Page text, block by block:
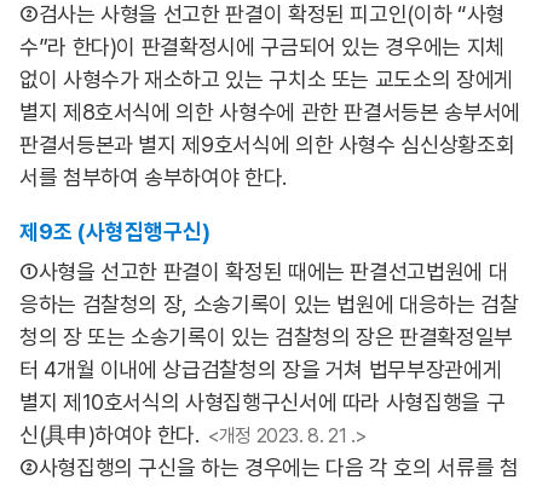
②검사는 사형을 선고한 판결이 확정된 피고인(이하 “사형
수”라 한다)이 판결확정시에 구금되어 있는 경우에는 지체
없이 사형수가 재소하고 있는 구치소 또는 교도소의 장에게
별지 제8호서식에 의한 사형수에 관한 판결서등본 송부서에
판결서등본과 별지 제9호서식에 의한 사형수 심신상황조회
서를 첨부하여 송부하여야 한다.
제9조 (사형집행구신)
①사형을 선고한 판결이 확정된 때에는 판결선고법원에 대
응하는 검찰청의 장, 소송기록이 있는 법원에 대응하는 검찰
청의 장 또는 소송기록이 있는 검찰청의 장은 판결확정일부
터 4개월 이내에 상급검찰청의 장을 거쳐 법무부장관에게
별지 제10호서식의 사형집행구신서에 따라 사형집행을 구
신(具申)하여야 한다. <개정 2023. 8. 21 .>
②사형집행의 구신을 하는 경우에는 다음 각 호의 서류를 첨